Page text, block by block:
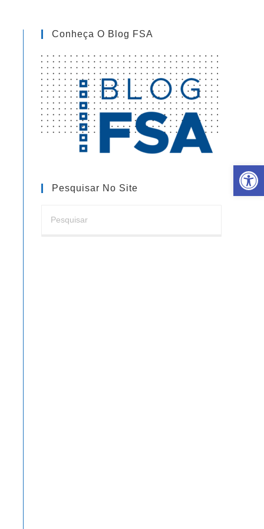
Barra de Ferramentas Aberta
Conheça O Blog FSA
Pesquisar No Site